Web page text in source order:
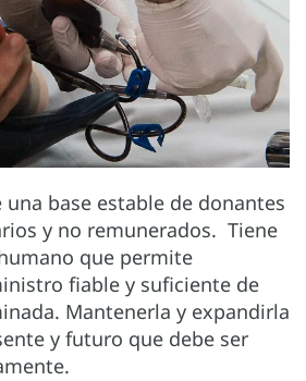
una base estable de donantes
y no remunerados. Tiene
que permite
fiable y suficiente de
Mantenerla y expandirla
y futuro que debe ser